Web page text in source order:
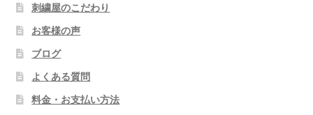
刺繍屋のこだわり
お客様の声
ブログ
よくある質問
料金・お支払い方法